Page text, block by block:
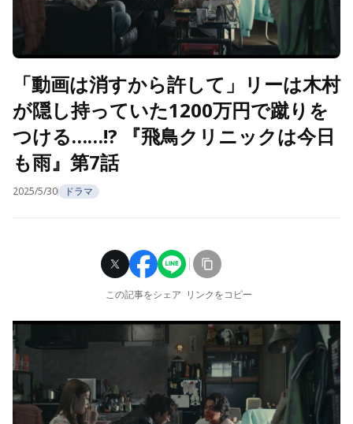
「動画は消すから許して」リーは木村
が隠し持っていた1200万円で蹴りを
つける……!? 『飛鳥クリニックは今日
も雨』第7話
2025/5/30 ドラマ
この記事をシェア リンクをコピー